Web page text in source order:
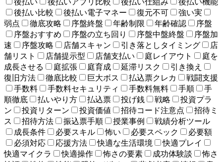
後払い
後払いアプリ比較 後払い仕組み
後払い機能
後払い比較
後払い電子マネー 復元不可
強い実
弱点
徹底攻略 序盤終盤 年齢制限 年齢確認
序盤
序盤おすすめ
序盤の立ち回り 序盤中盤終盤
序盤加
速
序盤攻略 店舗スキャン 引き落としタイミング
店
舗リスト
店舗提示型 店舗支払い 庭レイアウト
庭を
成長させる
庭拡張 庭育成 延滞リスク
引き換え
復旧方法
徹底比較 巨大ボス 払込票クレカ
戦闘支援
手数料
手数料セキュリティ 手数料無料 手順
手
順徹底
払いやり方 払込票 投げ銭 戦略
投資プラ
ン
投資リターン 投資価値 招待コード注意点
招待ミ
ス
招待方法 振込票手順 授業事例
戦績分析ツール
成長条件
必要スキル 怖い 必要スペック
必要額
必須対応
応援方法 快適な生活環境
快適プレイ
快適マイクラ
快適操作 怖さの要素 成功体験談
怖さ